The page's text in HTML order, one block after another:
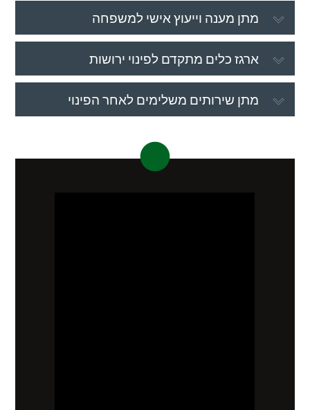
מתן מענה וייעוץ אישי למשפחה
ארגז כלים מתקדם לפינוי ירושות
מתן שירותים משלימים לאחר הפינוי